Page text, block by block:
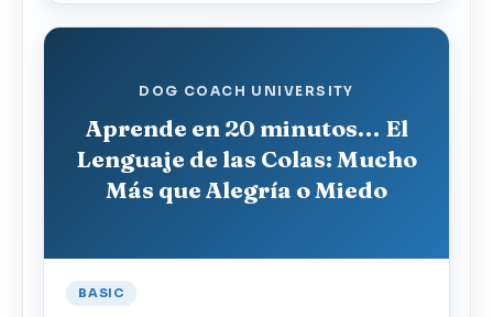
DOG COACH UNIVERSITY
Aprende en 20 minutos… El
Lenguaje de las Colas: Mucho
Más que Alegría o Miedo
BASIC